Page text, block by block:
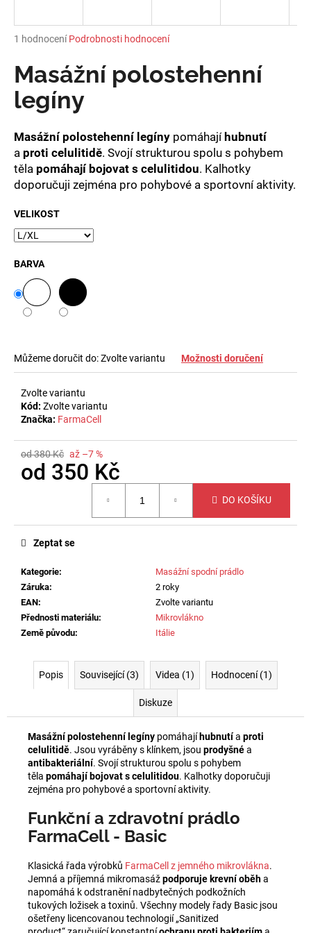
Průměrné
produktu
je
5,0
z
hvězdiček.
1 hodnocení Podrobnosti hodnocení
Masážní polostehenní
legíny
Masážní polostehenní legíny pomáhajíhubnutí
a proti celulitidě. Svojí strukturou spolu s pohybem
těla pomáhají bojovat s celulitidou. Kalhotky
doporučuji zejména pro pohybové a sportovní aktivity.
VELIKOST
BARVA
Můžeme doručit do:Zvolte variantu Možnosti doručení
Zvolte variantu
Kód: Zvolte variantu
Značka: FarmaCell
od 380 Kč až –7 %
od 350 Kč
DO KOŠÍKU
Kategorie:
Masážní spodní prádlo
Záruka:
2 roky
EAN:
Zvolte variantu
Přednosti materiálu:
Mikrovlákno
Země původu: Itálie
Zeptat se
Popis Související (3) Videa (1) Hodnocení (1)
Diskuze
Masážní polostehenní legíny pomáhajíhubnutía proti
celulitidě. Jsou vyráběny s klínkem, jsou prodyšnéa
antibakteriální. Svojí strukturou spolu s pohybem
těla pomáhají bojovat s celulitidou. Kalhotky doporučuji
zejména pro pohybové a sportovní aktivity.
Funkční a zdravotní prádlo
FarmaCell - Basic
Klasická řada výrobků FarmaCell z jemného mikrovlákna.
Jemná a příjemná mikromasážpodporuje krevní oběha
napomáhá k odstranění nadbytečných podkožních
tukových ložisek a toxinů. Všechny modely řady Basic jsou
ošetřeny licencovanou technologií „Sanitized
j
t
?
HLEDAT
D
o
o
u
e
m
e
TÍLKO
OTEVŘENÝM
POPRSÍM